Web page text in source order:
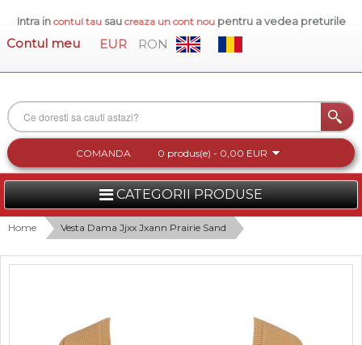
Intra in contul tausau creaza un cont nou pentru a vedea preturile
Contul meu EUR RON
COMANDA 0 produs(e) - 0,00 EUR
CATEGORII PRODUSE
FEMEI
BARBATI
ACCESORII DAMA
Home Vesta Dama Jjxx Jxann Prairie Sand